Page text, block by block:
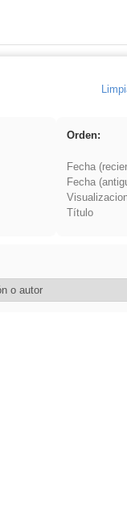
Orden:
Fecha
Fecha
Título